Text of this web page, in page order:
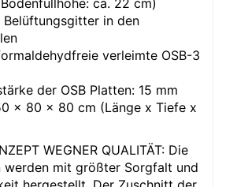
Belüftungsgitter in den
verleimte OSB-3
der OSB Platten: 15 mm
x 80 x 80 cm (Länge x Tiefe x
WEGNER QUALITÄT: Die
werden mit größter Sorgfalt und